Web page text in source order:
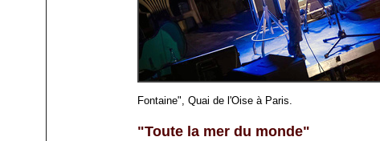
Fontaine", Quai de l'Oise à Paris.
"Toute la mer du monde"